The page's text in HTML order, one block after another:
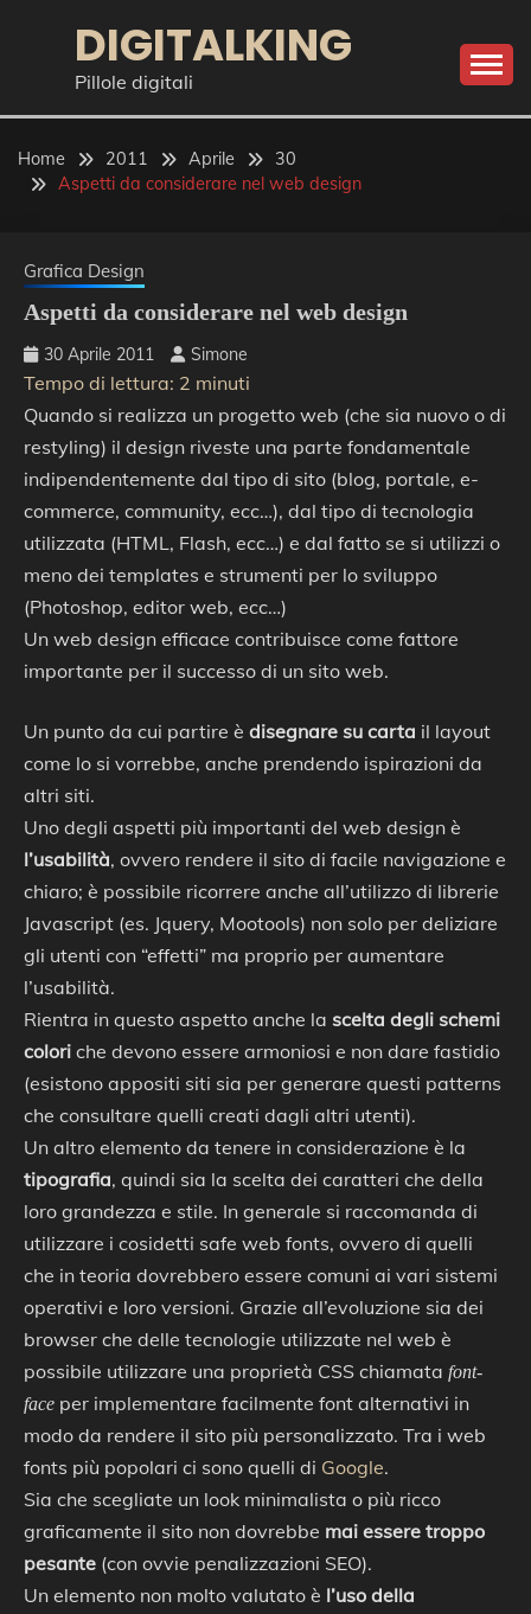
DIGITALKING
Pillole digitali
Home 2011 Aprile
30
Aspetti da considerare nel web design
Grafica Design
Aspetti da considerare nel web design
30 Aprile 2011 Simone
Tempo di lettura: 2 minuti
Quando si realizza un progetto web (che sia nuovo o di
restyling) il design riveste una parte fondamentale
indipendentemente dal tipo di sito (blog, portale, e-
commerce, community, ecc…), dal tipo di tecnologia
utilizzata (HTML, Flash, ecc…) e dal fatto se si utilizzi o
meno dei templates e strumenti per lo sviluppo
(Photoshop, editor web, ecc…)
Un web design efficace contribuisce come fattore
importante per il successo di un sito web.
Un punto da cui partire è disegnare su carta il layout
come lo si vorrebbe, anche prendendo ispirazioni da
altri siti.
Uno degli aspetti più importanti del web design è
l’usabilità, ovvero rendere il sito di facile navigazione e
chiaro; è possibile ricorrere anche all’utilizzo di librerie
Javascript (es. Jquery, Mootools) non solo per deliziare
gli utenti con “effetti” ma proprio per aumentare
l’usabilità.
Rientra in questo aspetto anche la scelta degli schemi
colori che devono essere armoniosi e non dare fastidio
(esistono appositi siti sia per generare questi patterns
che consultare quelli creati dagli altri utenti).
Un altro elemento da tenere in considerazione è la
tipografia, quindi sia la scelta dei caratteri che della
loro grandezza e stile. In generale si raccomanda di
utilizzare i cosidetti safe web fonts, ovvero di quelli
che in teoria dovrebbero essere comuni ai vari sistemi
operativi e loro versioni. Grazie all’evoluzione sia dei
browser che delle tecnologie utilizzate nel web è
possibile utilizzare una proprietà CSS chiamata font-
face per implementare facilmente font alternativi in
modo da rendere il sito più personalizzato. Tra i web
fonts più popolari ci sono quelli di Google.
Sia che scegliate un look minimalista o più ricco
graficamente il sito non dovrebbe mai essere troppo
pesante (con ovvie penalizzazioni SEO).
Un elemento non molto valutato è l’uso della